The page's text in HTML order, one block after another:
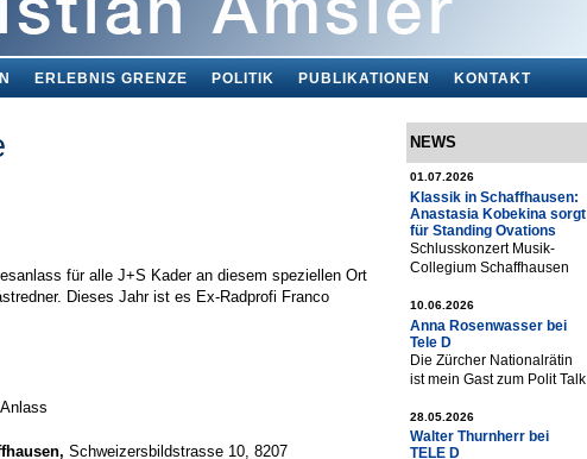
ERLEBNIS GRENZE POLITIK PUBLIKATIONEN KONTAKT
NEWS
01.07.2026
Klassik in Schaffhausen:
Anastasia Kobekina sorgt
für Standing Ovations
Schlusskonzert Musik-
Collegium Schaffhausen
10.06.2026
Anna Rosenwasser bei
Tele D
Die Zürcher Nationalrätin
ist mein Gast zum Polit Talk
28.05.2026
Walter Thurnherr bei
TELE D
für alle J+S Kader an diesem speziellen Ort
Dieses Jahr ist es Ex-Radprofi Franco
Schweizersbildstrasse 10, 8207